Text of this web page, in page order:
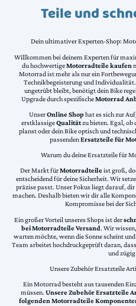
Teile und
Dein ultimativer Experten-Shop:
Willkommen bei deinem Experten für
du hochwertigeMotorradteile kaufen
Motorrad ist mehr als nur ein
Technikbegeisterung und
ungetrübt bleibt, benötigt dein Bike
Upgrade durch spezifischeMotorrad
UnserOnline Shophat es sich zur
erstklassigeQualitätzu bieten. Egal, ob
planst oder dein Bike optisch und
passendenErsatzteile für
Warum du deine Ersatzteile für
Der Markt fürMotorradteileist groß,
entscheidend für deine Sicherheit. Wir
präzise passt. Unser Fokus liegt darauf,
machen. Deshalb bieten wir dir alle
Kompromisse bei der
Ein großer Vorteil unseres Shops ist der
bei Motorradteile Versand. Wir
warten möchte, wenn die Sonne scheint
Team arbeitet hochdruckgeprüft daran,
und
Unsere Zubehör Ersatzteile
Ein Motorrad besteht aus tausenden
müssen. Unsere Zubehör Ersatzteile
folgenden Motorradteile